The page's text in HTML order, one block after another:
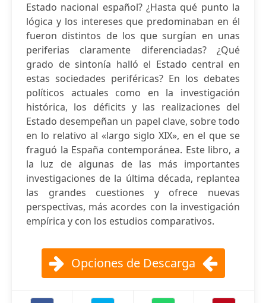
Estado nacional español? ¿Hasta qué punto la
lógica y los intereses que predominaban en él
fueron distintos de los que surgían en unas
periferias claramente diferenciadas? ¿Qué
grado de sintonía halló el Estado central en
estas sociedades periféricas? En los debates
políticos actuales como en la investigación
histórica, los déficits y las realizaciones del
Estado desempeñan un papel clave, sobre todo
en lo relativo al «largo siglo XIX», en el que se
fraguó la España contemporánea. Este libro, a
la luz de algunas de las más importantes
investigaciones de la última década, replantea
las grandes cuestiones y ofrece nuevas
perspectivas, más acordes con la investigación
empírica y con los estudios comparativos.
Opciones de Descarga